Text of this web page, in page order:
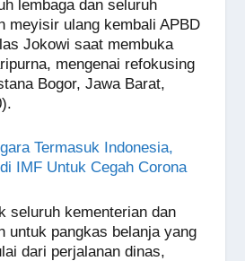
lembaga dan seluruh
meyisir ulang kembali APBD
Jokowi saat membuka
mengenai refokusing
Bogor, Jawa Barat,
Termasuk Indonesia,
IMF Untuk Cegah Corona
seluruh kementerian dan
untuk pangkas belanja yang
dari perjalanan dinas,